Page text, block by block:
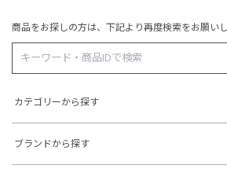
商品をお探しの方は、下記より再度検索をお願いし
カテゴリーから探す
ブランドから探す